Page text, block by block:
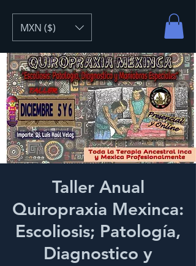
MXN ($)
Taller Anual
Quiropraxia Mexinca:
Escoliosis; Patología,
Diagnostico y